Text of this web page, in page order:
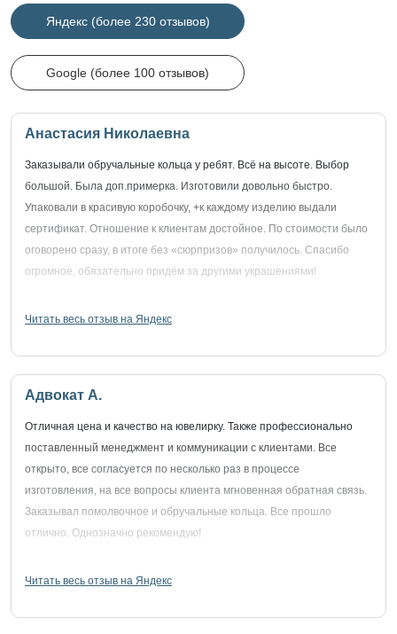
Яндекс (более 230 отзывов)
Google (более 100 отзывов)
Анастасия Николаевна
Заказывали обручальные кольца у ребят. Всё на высоте. Выбор
большой. Была доп.примерка. Изготовили довольно быстро.
Упаковали в красивую коробочку, +к каждому изделию выдали
сертификат. Отношение к клиентам достойное. По стоимости было
оговорено сразу, в итоге без «сюрпризов» получилось. Спасибо
огромное, обязательно придём за другими украшениями!
Читать весь отзыв на Яндекс
Адвокат А.
Отличная цена и качество на ювелирку. Также профессионально
поставленный менеджмент и коммуникации с клиентами. Все
открыто, все согласуется по несколько раз в процессе
изготовления, на все вопросы клиента мгновенная обратная связь.
Заказывал помолвочное и обручальные кольца. Все прошло
отлично. Однозначно рекомендую!
Читать весь отзыв на Яндекс